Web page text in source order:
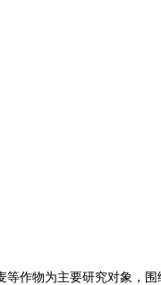
作物为主要研究对象，